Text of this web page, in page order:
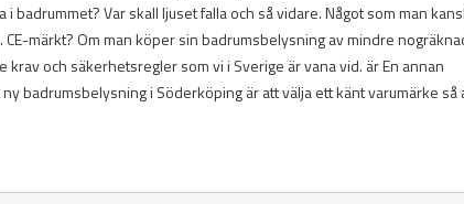
badrummet? Var skall ljuset falla och så vidare. Något som man
märkt? Om man köper sin badrumsbelysning av mindre
och säkerhetsregler som vi i Sverige är vana vid. är En annan
badrumsbelysning i Söderköping är att välja ett känt varumärke så